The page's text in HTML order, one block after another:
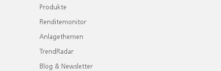
Produkte
Renditemonitor
Anlagethemen
TrendRadar
Blog & Newsletter